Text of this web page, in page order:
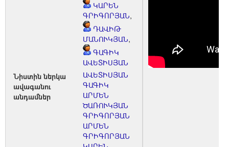
ԿԱՐԵՆ
ԳՐԻԳՈՐՅԱՆ,
ԴԱՎԻԹ
ՄԱՆՈՒԿՅԱՆ,
ԳԱԳԻԿ
ԱՎԵՏԻՍՅԱՆ
Նիստին ներկա
ավագանու
անդամներ
ԱՎԵՏԻՍՅԱՆ
ԳԱԳԻԿ
ԱՐՄԵՆ
ԾԱՌՈՒԿՅԱՆ
ԳՐԻԳՈՐՅԱՆ
ԱՐՄԵՆ
ԳՐԻԳՈՐՅԱՆ